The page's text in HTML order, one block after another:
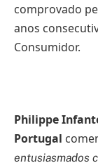
comprovado
anos
Consumidor.
Philippe
Portugal
entusiasmados